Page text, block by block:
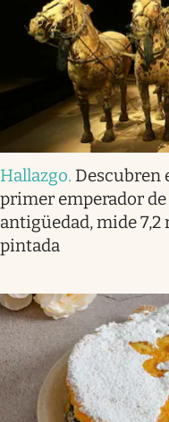
Hallazgo. Descubren
primer emperador
antigüedad, mide
pintada